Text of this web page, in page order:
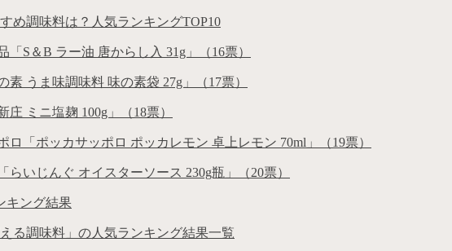
め調味料は？人気ランキングTOP10
「S＆B ラー油 唐からし入 31g」（16票）
素 うま味調味料 味の素袋 27g」（17票）
庄 ミニ塩麹 100g」（18票）
ロ「ポッカサッポロ ポッカレモン 卓上レモン 70ml」（19票）
らいじんぐ オイスターソース 230g瓶」（20票）
キング結果
える調味料」の人気ランキング結果一覧